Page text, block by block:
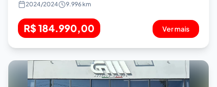
2024/2024 9.996 km
R$ 184.990,00 Ver mais